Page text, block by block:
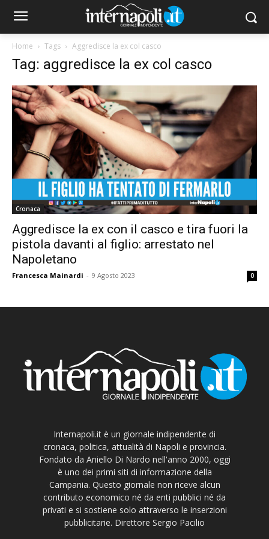
Home Tags Aggredisce la ex col casco
Tag: aggredisce la ex col casco
Cronaca
Aggredisce la ex con il casco e tira fuori la
pistola davanti al figlio: arrestato nel
Napoletano
Francesca Mainardi - 9 Agosto 2023 0
Internapoli.it è un giornale indipendente di
cronaca, politica, attualità di Napoli e provincia.
Fondato da Aniello Di Nardo nell'anno 2000, oggi
è uno dei primi siti di informazione della
Campania. Questo giornale non riceve alcun
contributo economico né da enti pubblici né da
privati e si sostiene solo attraverso le inserzioni
pubblicitarie. Direttore Sergio Pacilio